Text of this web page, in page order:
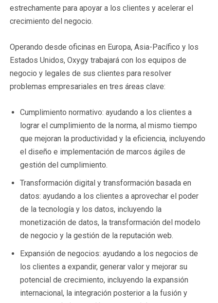
estrechamente para apoyar a los clientes y acelerar el
crecimiento del negocio.
Operando desde oficinas en Europa, Asia-Pacífico y los
Estados Unidos, Oxygy trabajará con los equipos de
negocio y legales de sus clientes para resolver
problemas empresariales en tres áreas clave:
Cumplimiento normativo: ayudando a los clientes a
lograr el cumplimiento de la norma, al mismo tiempo
que mejoran la productividad y la eficiencia, incluyendo
el diseño e implementación de marcos ágiles de
gestión del cumplimiento.
Transformación digital y transformación basada en
datos: ayudando a los clientes a aprovechar el poder
de la tecnología y los datos, incluyendo la
monetización de datos, la transformación del modelo
de negocio y la gestión de la reputación web.
Expansión de negocios: ayudando a los negocios de
los clientes a expandir, generar valor y mejorar su
potencial de crecimiento, incluyendo la expansión
internacional, la integración posterior a la fusión y